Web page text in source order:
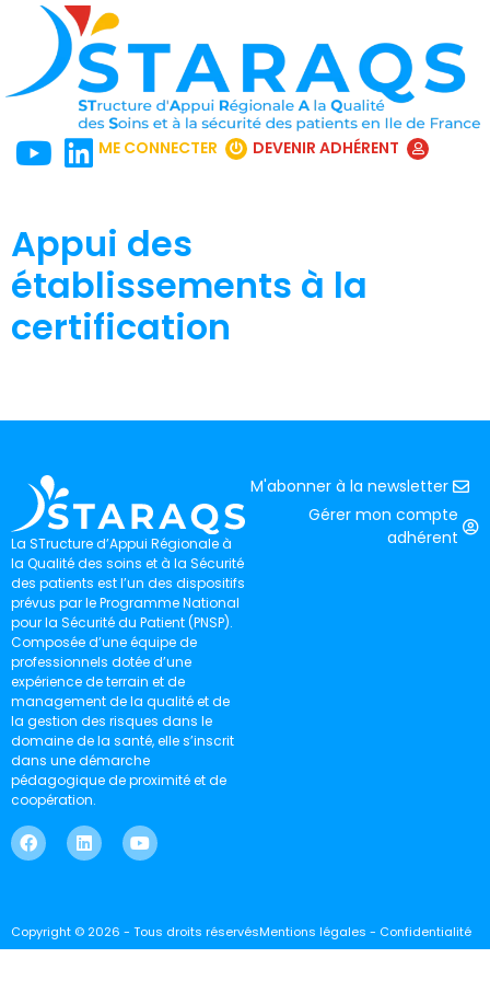
ME CONNECTER DEVENIR ADHÉRENT
Appui des
établissements à la
certification
La STructure d’Appui Régionale à
la Qualité des soins et à la Sécurité
des patients est l’un des dispositifs
prévus par le Programme National
pour la Sécurité du Patient (PNSP).
Composée d’une équipe de
professionnels dotée d’une
expérience de terrain et de
management de la qualité et de
la gestion des risques dans le
domaine de la santé, elle s’inscrit
dans une démarche
pédagogique de proximité et de
coopération.
M'abonner à la newsletter
Gérer mon compte
adhérent
Copyright © 2026 - Tous droits réservésMentions légales - Confidentialité